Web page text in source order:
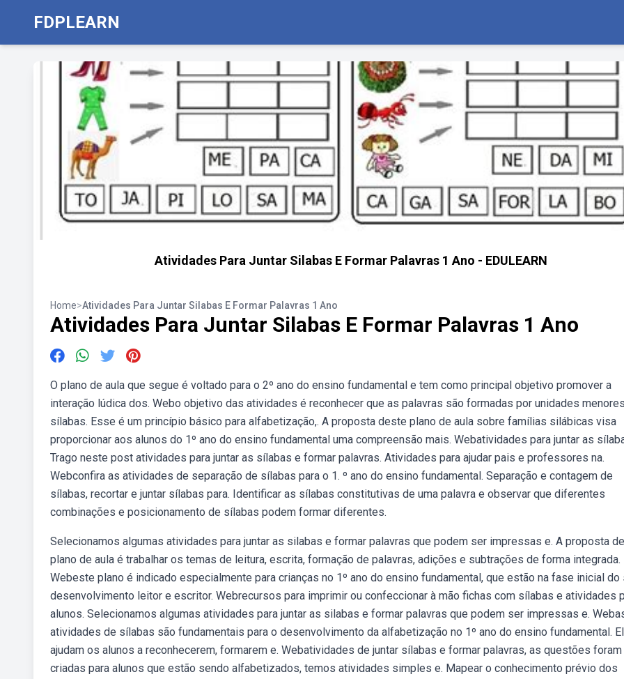
FDPLEARN
Atividades Para Juntar Silabas E Formar Palavras 1 Ano - EDULEARN
Home>Atividades Para Juntar Silabas E Formar Palavras 1 Ano
Atividades Para Juntar Silabas E Formar Palavras 1 Ano
O plano de aula que segue é voltado para o 2º ano do ensino fundamental e tem como principal objetivo promover a
interação lúdica dos. Webo objetivo das atividades é reconhecer que as palavras são formadas por unidades
sílabas. Esse é um princípio básico para alfabetização,. A proposta deste plano de aula sobre famílias silábicas visa
proporcionar aos alunos do 1º ano do ensino fundamental uma compreensão mais. Webatividades para juntar as
Trago neste post atividades para juntar as sílabas e formar palavras. Atividades para ajudar pais e professores na.
Webconfira as atividades de separação de sílabas para o 1. º ano do ensino fundamental. Separação e contagem de
sílabas, recortar e juntar sílabas para. Identificar as sílabas constitutivas de uma palavra e observar que diferentes
combinações e posicionamento de sílabas podem formar diferentes.
Selecionamos algumas atividades para juntar as silabas e formar palavras que podem ser impressas e. A proposta
plano de aula é trabalhar os temas de leitura, escrita, formação de palavras, adições e subtrações de forma integrada.
Webeste plano é indicado especialmente para crianças no 1º ano do ensino fundamental, que estão na fase inicial do
desenvolvimento leitor e escritor. Webrecursos para imprimir ou confeccionar à mão fichas com sílabas e atividades
alunos. Selecionamos algumas atividades para juntar as silabas e formar palavras que podem ser impressas e.
atividades de sílabas são fundamentais para o desenvolvimento da alfabetização no 1º ano do ensino fundamental.
ajudam os alunos a reconhecerem, formarem e. Webatividades de juntar sílabas e formar palavras, as questões foram
criadas para alunos que estão sendo alfabetizados, temos atividades simples e. Mapear o conhecimento prévio dos